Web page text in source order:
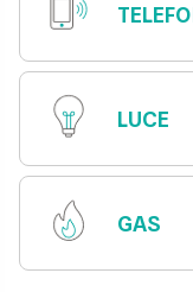
LUCE
GAS